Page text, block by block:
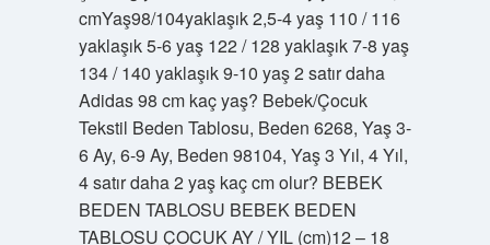
cmYaş98/104yaklaşık 2,5-4 yaş 110 / 116
yaklaşık 5-6 yaş 122 / 128 yaklaşık 7-8 yaş
134 / 140 yaklaşık 9-10 yaş 2 satır daha
Adidas 98 cm kaç yaş? Bebek/Çocuk
Tekstil Beden Tablosu, Beden 6268, Yaş 3-
6 Ay, 6-9 Ay, Beden 98104, Yaş 3 Yıl, 4 Yıl,
4 satır daha 2 yaş kaç cm olur? BEBEK
BEDEN TABLOSU BEBEK BEDEN
TABLOSU ÇOCUK AY / YIL (cm)12 – 18